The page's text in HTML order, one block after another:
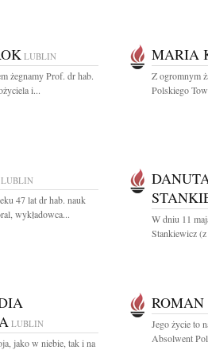
LUBLIN
żegnamy Prof. dr hab.
i...
MARIA
Z ogromnym
Polskiego
LUBLIN
47 lat dr hab. nauk
wykładowca...
W dniu 11
Stankiewicz
LUBLIN
jako w niebie, tak i na
Jego życie to
Absolwent